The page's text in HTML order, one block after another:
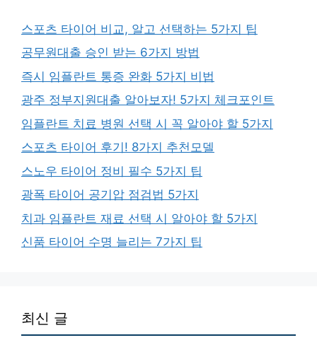
스포츠 타이어 비교, 알고 선택하는 5가지 팁
공무원대출 승인 받는 6가지 방법
즉시 임플란트 통증 완화 5가지 비법
광주 정부지원대출 알아보자! 5가지 체크포인트
임플란트 치료 병원 선택 시 꼭 알아야 할 5가지
스포츠 타이어 후기! 8가지 추천모델
스노우 타이어 정비 필수 5가지 팁
광폭 타이어 공기압 점검법 5가지
치과 임플란트 재료 선택 시 알아야 할 5가지
신품 타이어 수명 늘리는 7가지 팁
최신 글